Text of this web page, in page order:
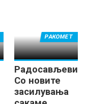
Радосављевиќ:
Со новите
засилувања
РАКОМЕТ